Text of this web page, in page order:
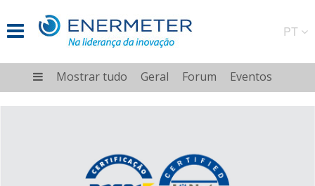
PT
Mostrar tudo Geral Forum Eventos